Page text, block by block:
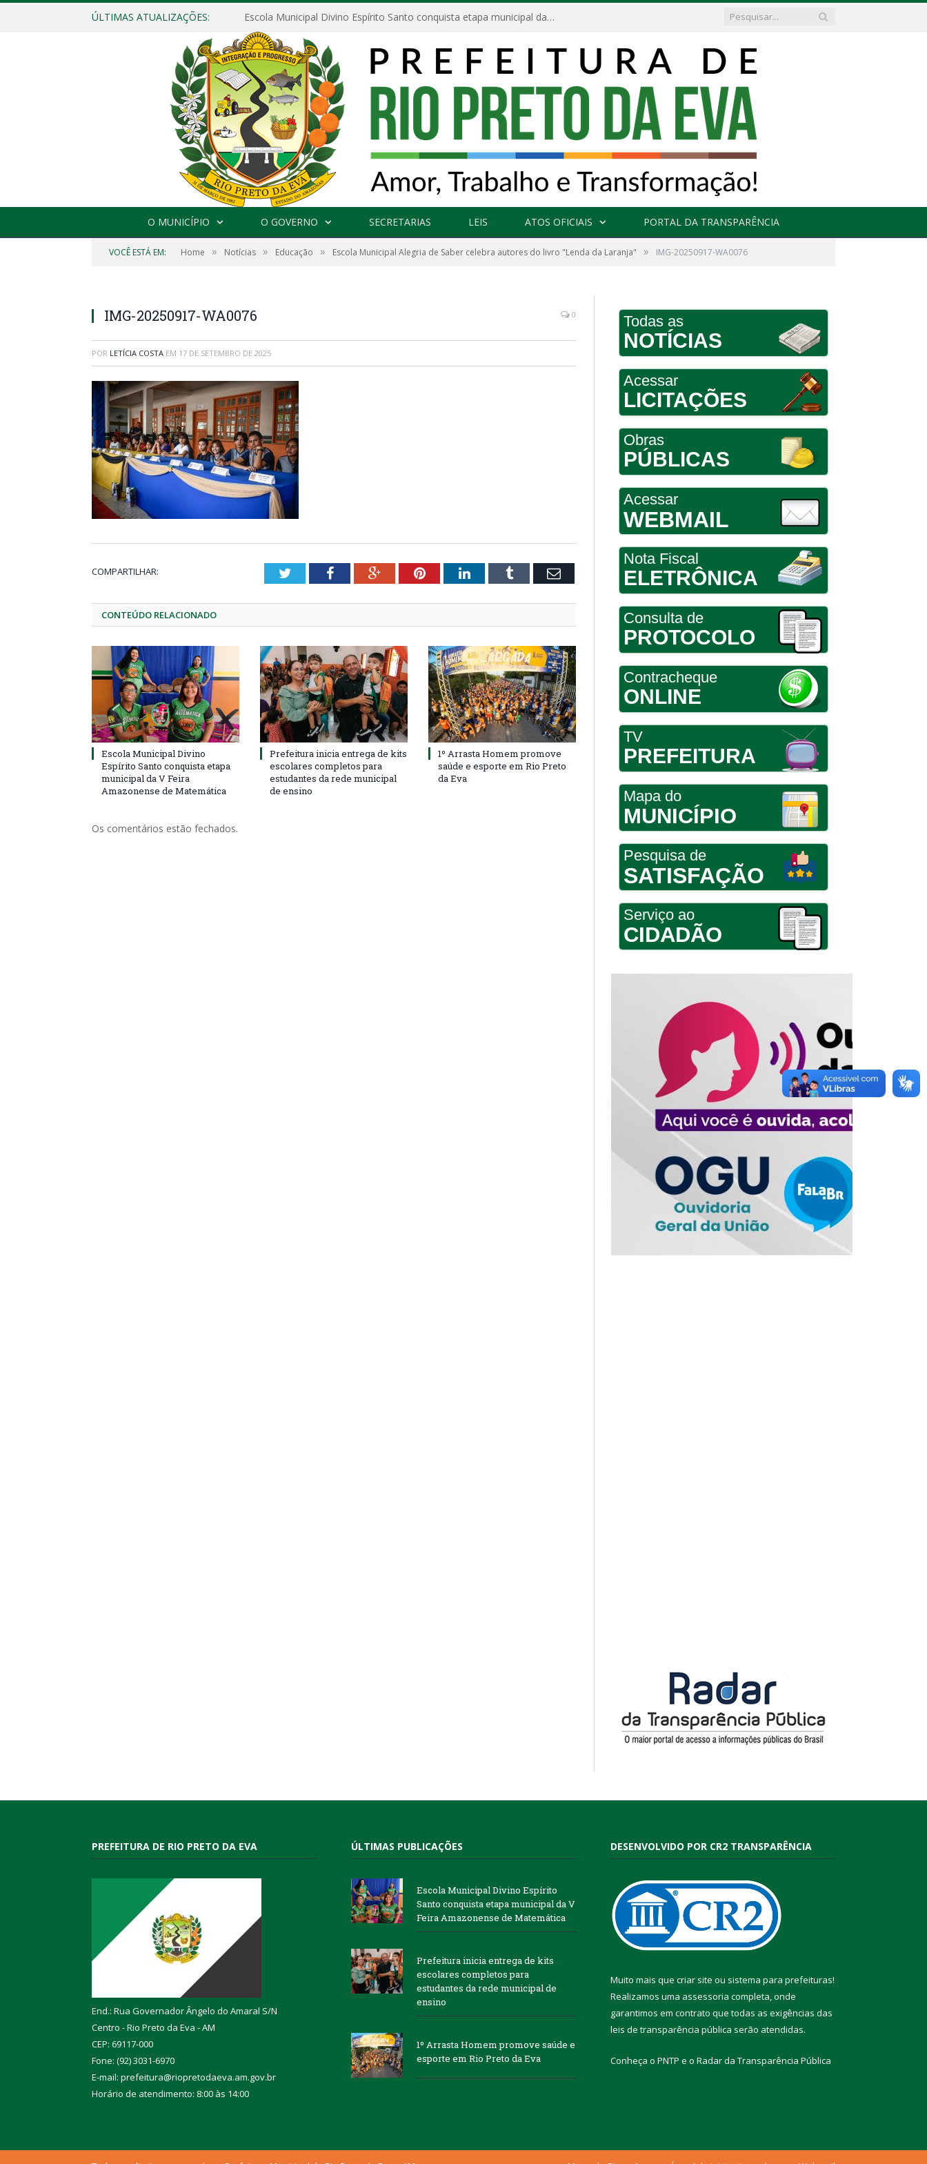
ÚLTIMAS ATUALIZAÇÕES: Escola Municipal Divino Espírito Santo conquista etapa municipal da V Feira Amazonense de Matemática
O MUNICÍPIO O GOVERNO SECRETARIAS LEIS ATOS OFICIAIS PORTAL DA TRANSPARÊNCIA
VOCÊ ESTÁ EM: Home » Notícias » Educação » Escola Municipal Alegria de Saber celebra autores do livro "Lenda da Laranja" » IMG-20250917-WA0076
IMG-20250917-WA0076 0
POR LETÍCIA COSTA EM 17 DE SETEMBRO DE 2025
COMPARTILHAR: TwitterFacebookGoogle+PinterestLinkedInTumblr Email
CONTEÚDO RELACIONADO
Escola Municipal Divino
Espírito Santo conquista etapa
municipal da V Feira
Amazonense de Matemática
Prefeitura inicia entrega de kits
escolares completos para
estudantes da rede municipal
de ensino
1º Arrasta Homem promove
saúde e esporte em Rio Preto
da Eva
Os comentários estão fechados.
Todas as
NOTÍCIAS
Acessar
LICITAÇÕES
Obras
PÚBLICAS
Acessar
WEBMAIL
Nota Fiscal
ELETRÔNICA
Consulta de
PROTOCOLO
Contracheque
ONLINE
TV
PREFEITURA
Mapa do
MUNICÍPIO
Pesquisa de
SATISFAÇÃO
Serviço ao
CIDADÃO
PREFEITURA DE RIO PRETO DA EVA
End.: Rua Governador Ângelo do Amaral S/N
Centro - Rio Preto da Eva - AM
CEP: 69117-000
Fone: (92) 3031-6970
E-mail: prefeitura@riopretodaeva.am.gov.br
Horário de atendimento: 8:00 às 14:00
ÚLTIMAS PUBLICAÇÕES
Escola Municipal Divino Espírito
Santo conquista etapa municipal da V
Feira Amazonense de Matemática
Prefeitura inicia entrega de kits
escolares completos para
estudantes da rede municipal de
ensino
1º Arrasta Homem promove saúde e
esporte em Rio Preto da Eva
DESENVOLVIDO POR CR2 TRANSPARÊNCIA
Muito mais que criar site ou sistema para prefeituras!
Realizamos uma assessoria completa, onde
garantimos em contrato que todas as exigências das
leis de transparência pública serão atendidas.
Conheça o PNTP e o Radar da Transparência Pública